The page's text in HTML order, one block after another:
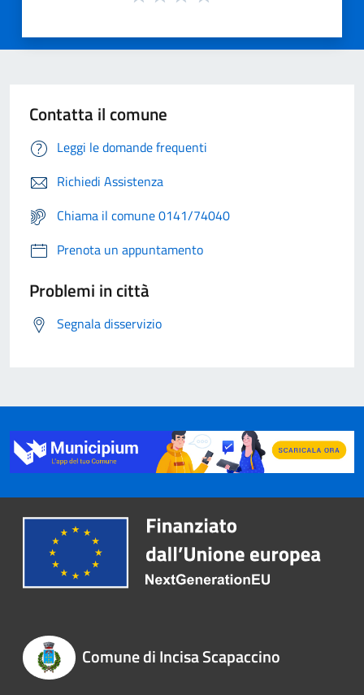
Contatta il comune
Leggi le domande frequenti
Richiedi Assistenza
Chiama il comune 0141/74040
Prenota un appuntamento
Problemi in città
Segnala disservizio
Comune di Incisa Scapaccino